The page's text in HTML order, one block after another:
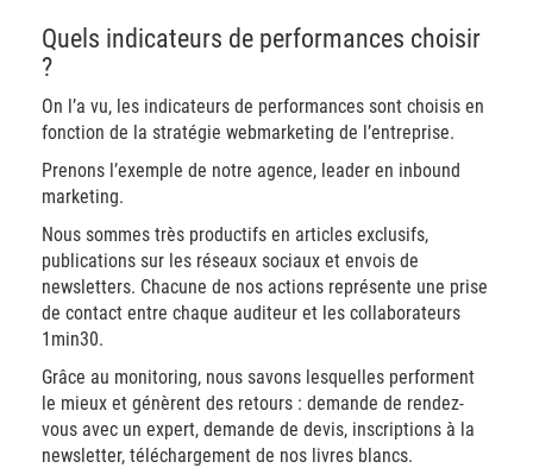
Quels indicateurs de performances choisir
?
On l’a vu, les indicateurs de performances sont choisis en
fonction de la stratégie webmarketing de l’entreprise.
Prenons l’exemple de notre agence, leader en inbound
marketing.
Nous sommes très productifs en articles exclusifs,
publications sur les réseaux sociaux et envois de
newsletters. Chacune de nos actions représente une prise
de contact entre chaque auditeur et les collaborateurs
1min30.
Grâce au monitoring, nous savons lesquelles performent
le mieux et génèrent des retours : demande de rendez-
vous avec un expert, demande de devis, inscriptions à la
newsletter, téléchargement de nos livres blancs.